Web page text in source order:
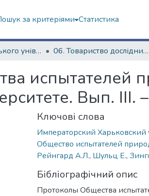
за критеріями Статистика
Історія Харківського університету 06. Товариство дослідників природи (1869-1930)
испытателей
Вып. ІІІ.
Ключові слова
Императорский Харьковский
Общество испытателей
Рейнгард А.Л., Шульц Е.,
Бібліографічний опис
Протоколы Общества